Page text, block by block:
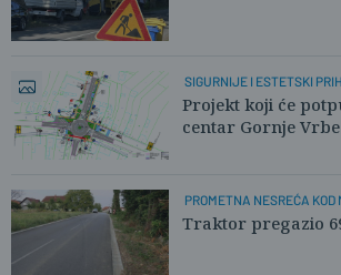
SIGURNIJE I ESTETSKI
Projekt koji će
centar Gornje Vrbe
PROMETNA NESREĆA KOD
Traktor pregazio